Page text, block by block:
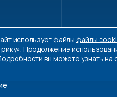
использует файлы файлы
Продолжение
вы можете узнать на